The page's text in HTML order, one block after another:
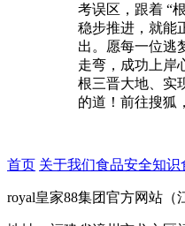
考误区，跟着 “
稳步推进，就能
出。愿每一位逃
走弯，成功上岸
根三晋大地、实
的道！前往搜狐
首页 关于我们食品安全知识
royal皇家88集团官方网站（